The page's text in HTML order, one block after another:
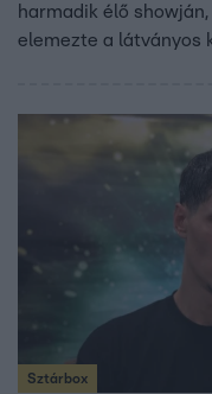
harmadik élő
elemezte a látványos
Sztárbox